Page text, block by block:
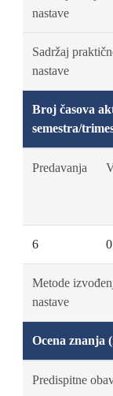
nastave
Sadržaj
nastave
Broj časova
semestra/
Predavanja
6 0
Metode
nastave
Ocena znanja
Predispitne